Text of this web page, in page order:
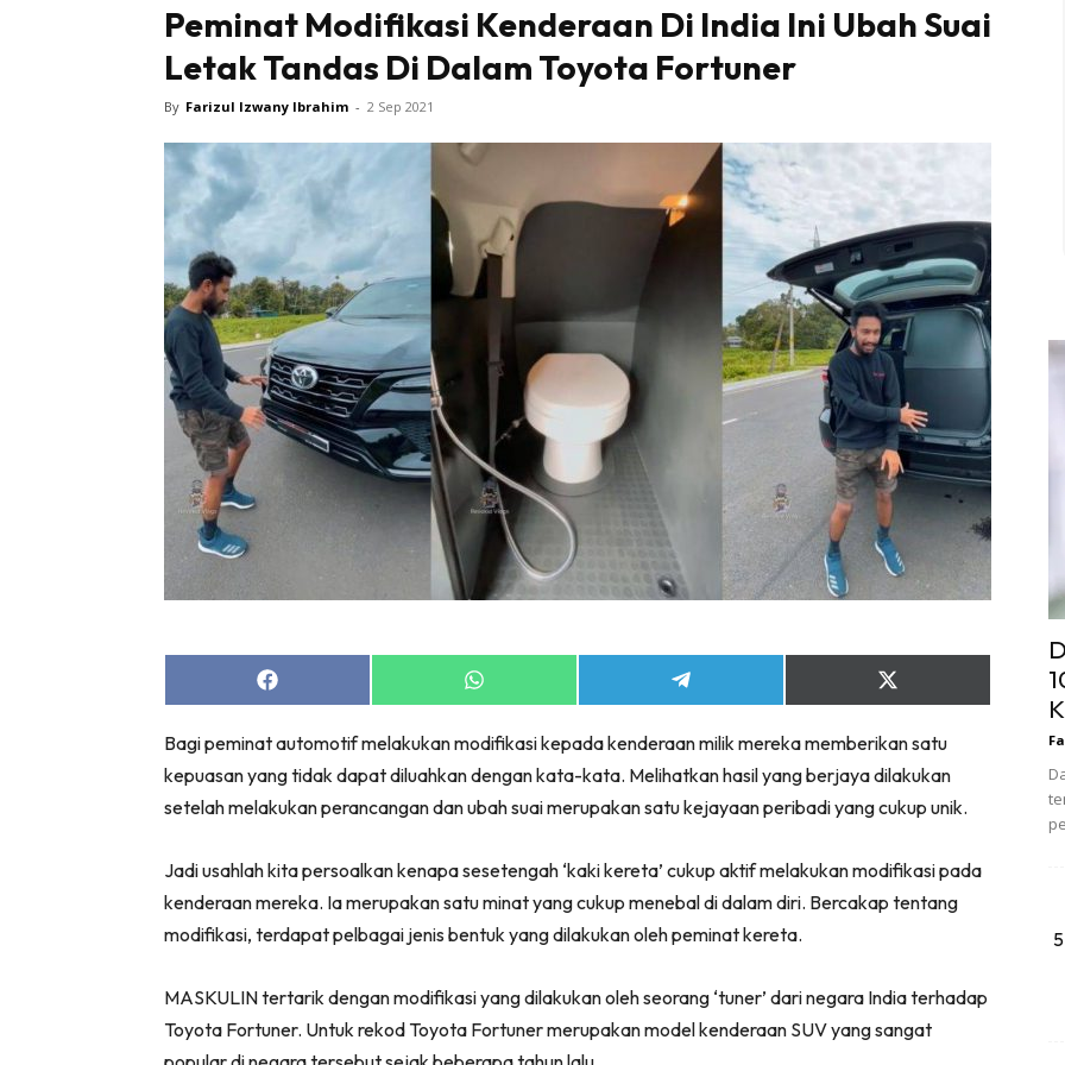
Peminat Modifikasi Kenderaan Di India Ini Ubah Suai
Letak Tandas Di Dalam Toyota Fortuner
By Farizul Izwany Ibrahim - 2 Sep 2021
Share
on
Share
on
Share
on
Share
on
(Twitter)
Bagi peminat automotif melakukan modifikasi kepada kenderaan milik mereka memberikan satu
kepuasan yang tidak dapat diluahkan dengan kata-kata. Melihatkan hasil yang berjaya dilakukan
setelah melakukan perancangan dan ubah suai merupakan satu kejayaan peribadi yang cukup unik.
Jadi usahlah kita persoalkan kenapa sesetengah ‘kaki kereta’ cukup aktif melakukan modifikasi pada
kenderaan mereka. Ia merupakan satu minat yang cukup menebal di dalam diri. Bercakap tentang
modifikasi, terdapat pelbagai jenis bentuk yang dilakukan oleh peminat kereta.
MASKULIN tertarik dengan modifikasi yang dilakukan oleh seorang ‘tuner’ dari negara India terhadap
Toyota Fortuner. Untuk rekod Toyota Fortuner merupakan model kenderaan SUV yang sangat